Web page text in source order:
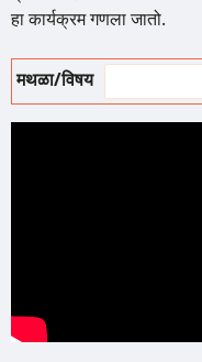
हा कार्यक्रम गणला जातो.
मथळा/विषय